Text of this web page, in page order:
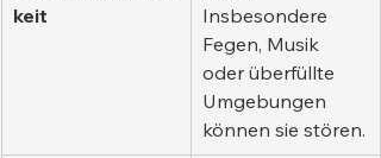
keit
Insbesondere
Fegen, Musik
oder überfüllte
Umgebungen
können sie stören.